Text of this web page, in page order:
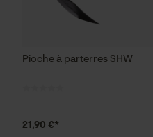
Pioche à parterres SHW
21,90 €*